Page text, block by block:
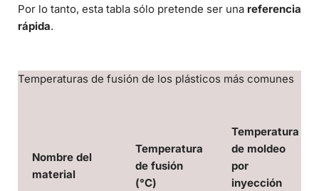
Por lo tanto, esta tabla sólo pretende ser una referencia
rápida.
Temperaturas de fusión de los plásticos más comunes
Nombre del
material
Temperatura
de fusión
(°C)
Temperatura
de moldeo
por
inyección